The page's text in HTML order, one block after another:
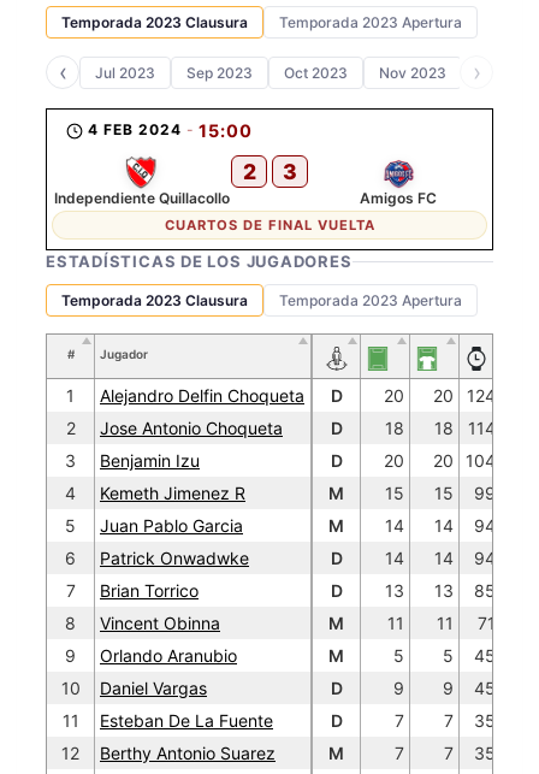
Temporada 2023 Clausura Temporada 2023 Apertura
‹ Jul 2023 Sep 2023 Oct 2023 Nov 2023 Dic 2023
›
4 FEB 2024 - 15:00
Independiente Quillacollo
2 3
Amigos FC
CUARTOS DE FINAL VUELTA
ESTADÍSTICAS DE LOS JUGADORES
Temporada 2023 Clausura Temporada 2023 Apertura
# Jugador
1 Alejandro Delfin Choqueta D 20 20
1245
2
Jose Antonio Choqueta D 18 18
1145
3
Benjamin Izu D 20 20
1040
4
Kemeth Jimenez R M 15 15
995
5
Juan Pablo Garcia M 14 14
945
6
Patrick Onwadwke D 14 14
945
7
Brian Torrico D 13 13
855
8
Vincent Obinna M 11 11
710
9
Orlando Aranubio M 5 5
455
10
Daniel Vargas D 9 9
450
11
Esteban De La Fuente D 7 7
350
12
Berthy Antonio Suarez M 7 7
350